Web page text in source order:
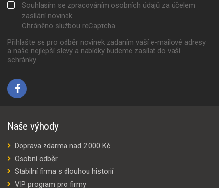
Souhlasím se zpracováním osobních údajů za účelem
zasílání novinek
Chráněno službou reCaptcha
Přihlašte se pro odběr novinek zadaním vaší e-mailové adresy
a naše nejlepší slevy a nabídky budeme zasílat do vaší
schránky.
Naše výhody
Doprava zdarma nad 2.000 Kč
Osobní odběr
Stabilní firma s dlouhou historií
VIP program pro firmy